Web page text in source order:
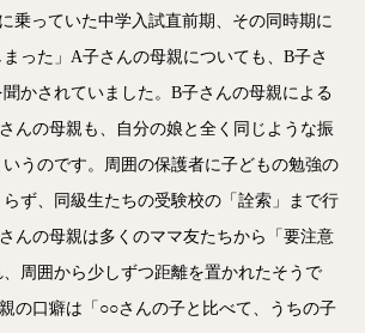
乗っていた中学入試直前期、その同時期に
った」A子さんの母親についても、B子さ
かされていました。B子さんの母親による
んの母親も、自分の娘と全く同じような振
うのです。周囲の保護者に子どもの勉強の
ず、同級生たちの受験校の「詮索」まで行
んの母親は多くのママ友たちから「要注意
周囲から少しずつ距離を置かれたそうで
の口癖は「○○さんの子と比べて、うちの子